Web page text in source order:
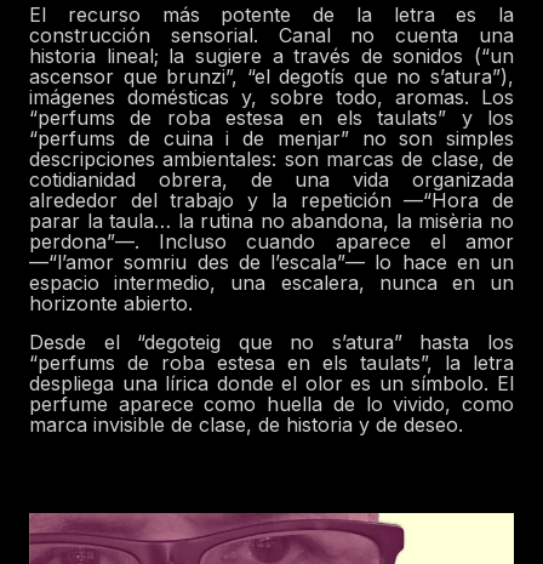
El recurso más potente de la letra es la
construcción sensorial. Canal no cuenta una
historia lineal; la sugiere a través de sonidos (“un
ascensor que brunzi”, “el degotís que no s’atura”),
imágenes domésticas y, sobre todo, aromas. Los
“perfums de roba estesa en els taulats” y los
“perfums de cuina i de menjar” no son simples
descripciones ambientales: son marcas de clase, de
cotidianidad obrera, de una vida organizada
alrededor del trabajo y la repetición —“Hora de
parar la taula… la rutina no abandona, la misèria no
perdona”—. Incluso cuando aparece el amor
—“l’amor somriu des de l’escala”— lo hace en un
espacio intermedio, una escalera, nunca en un
horizonte abierto.
Desde el “degoteig que no s’atura” hasta los
“perfums de roba estesa en els taulats”, la letra
despliega una lírica donde el olor es un símbolo. El
perfume aparece como huella de lo vivido, como
marca invisible de clase, de historia y de deseo.